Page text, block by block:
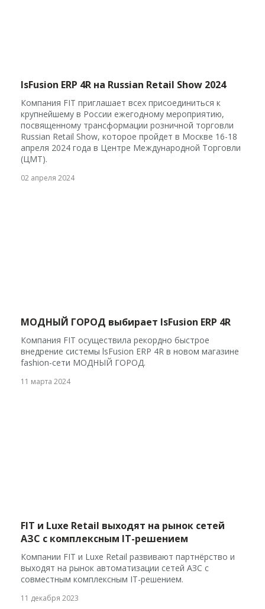
lsFusion ERP 4R на Russian Retail Show 2024
Компания FIT приглашает всех присоединиться к
крупнейшему в России ежегодному мероприятию,
посвященному трансформации розничной торговли
Russian Retail Show, которое пройдет в Москве 16-18
апреля 2024 года в Центре Международной Торговли
(ЦМТ).
02 апреля 2024
МОДНЫЙ ГОРОД выбирает lsFusion ERP 4R
Компания FIT осуществила рекордно быстрое
внедрение системы lsFusion ERP 4R в новом магазине
fashion-сети МОДНЫЙ ГОРОД.
11 марта 2024
FIT и Luxe Retail выходят на рынок сетей
АЗС с комплексным IT-решением
Компании FIT и Luxe Retail развивают партнёрство и
выходят на рынок автоматизации сетей АЗС с
совместным комплексным IT-решением.
11 декабря 2023